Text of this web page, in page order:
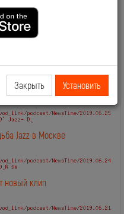
Закрыть Установить
Павлиашвили
Киркорова
Jazz в Москве
новый клип